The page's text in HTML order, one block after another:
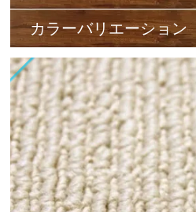
カラーバリエーション